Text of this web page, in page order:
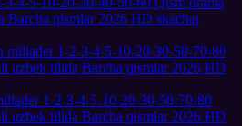
Barcha qismlar 2026 HD skachat
1-2-3-4-5-10-20-30-50-70-80
uzbek tilida Barcha qismlar 2026 HD